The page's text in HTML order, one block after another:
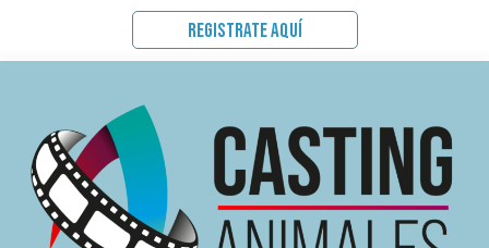
REGISTRATE AQUÍ